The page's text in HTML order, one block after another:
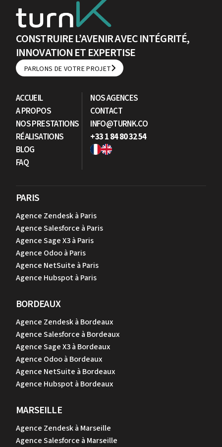
CONSTRUIRE L’AVENIR AVEC INTÉGRITÉ,
INNOVATION ET EXPERTISE
PARLONS DE VOTRE PROJET
PARLONS DE VOTRE PROJET
ACCUEIL
A PROPOS
NOS PRESTATIONS
RÉALISATIONS
BLOG
FAQ
NOS AGENCES
CONTACT
INFO@TURNK.CO
+33 1 84 80 32 54
PARIS
Agence Zendesk à Paris
Agence Salesforce à Paris
Agence Sage X3 à Paris
Agence Odoo à Paris
Agence NetSuite à Paris
Agence Hubspot à Paris
BORDEAUX
Agence Zendesk à Bordeaux
Agence Salesforce à Bordeaux
Agence Sage X3 à Bordeaux
Agence Odoo à Bordeaux
Agence NetSuite à Bordeaux
Agence Hubspot à Bordeaux
MARSEILLE
Agence Zendesk à Marseille
Agence Salesforce à Marseille